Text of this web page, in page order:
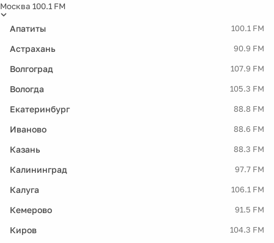
Москва 100.1 FM
Апатиты 100.1 FM
Астрахань 90.9 FM
Волгоград 107.9 FM
Вологда 105.3 FM
Екатеринбург 88.8 FM
Иваново 88.6 FM
Казань 88.3 FM
Калининград 97.7 FM
Калуга 106.1 FM
Кемерово 91.5 FM
Киров 104.3 FM